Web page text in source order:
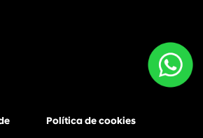
Política de cookies